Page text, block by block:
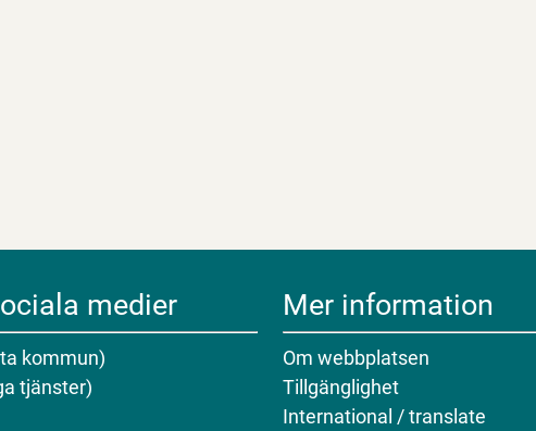
medier
kommun)
tjänster)
Mer information
Om webbplatsen
Tillgänglighet
International / translate